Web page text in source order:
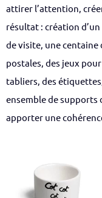
attirer l’attention,
résultat : création
de visite, une centaine
postales, des jeux
tabliers, des
ensemble de
apporter une